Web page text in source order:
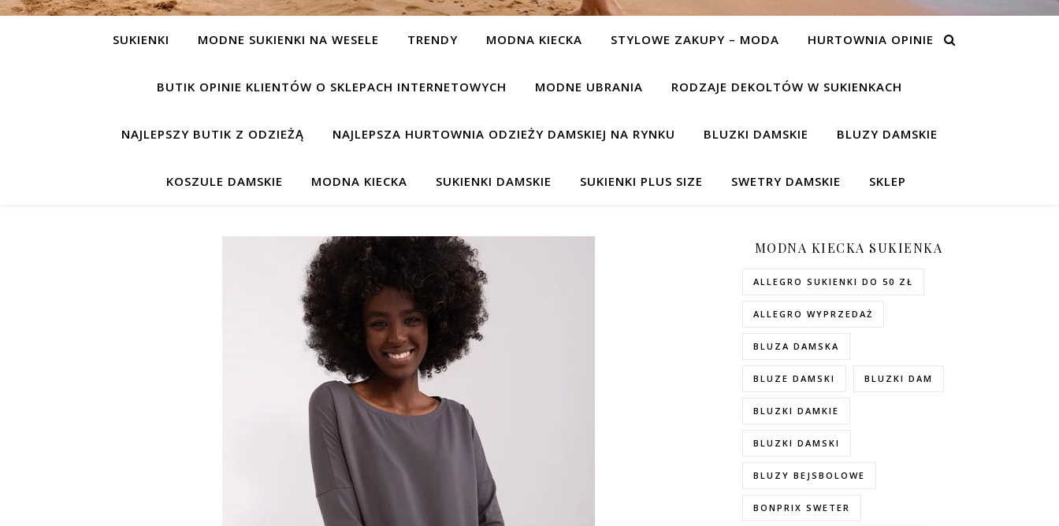
SUKIENKI MODNE SUKIENKI NA WESELE TRENDY MODNA KIECKA STYLOWE ZAKUPY – MODA HURTOWNIA OPINIE
BUTIK OPINIE KLIENTÓW O SKLEPACH INTERNETOWYCH MODNE UBRANIA RODZAJE DEKOLTÓW W SUKIENKACH
NAJLEPSZY BUTIK Z ODZIEŻĄ NAJLEPSZA HURTOWNIA ODZIEŻY DAMSKIEJ NA RYNKU BLUZKI DAMSKIE BLUZY DAMSKIE
KOSZULE DAMSKIE MODNA KIECKA SUKIENKI DAMSKIE SUKIENKI PLUS SIZE SWETRY DAMSKIE SKLEP
MODNA KIECKA SUKIENKA
ALLEGRO SUKIENKI DO 50 ZŁ
ALLEGRO WYPRZEDAŻ
BLUZA DAMSKA
BLUZE DAMSKI BLUZKI DAM
BLUZKI DAMKIE
BLUZKI DAMSKI
BLUZY BEJSBOLOWE
BONPRIX SWETER